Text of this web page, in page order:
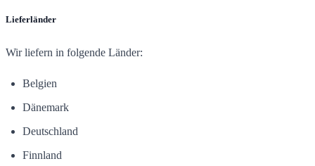
Lieferländer
Wir liefern in folgende Länder:
Belgien
Dänemark
Deutschland
Finnland